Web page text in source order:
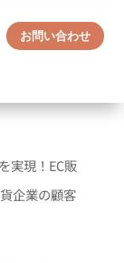
お問い合わせ
実現！EC販
企業の顧客